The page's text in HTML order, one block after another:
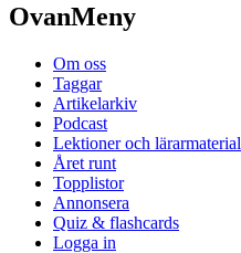
OvanMeny
Om oss
Taggar
Artikelarkiv
Podcast
Lektioner och lärarmaterial
Året runt
Topplistor
Annonsera
Quiz & flashcards
Logga in